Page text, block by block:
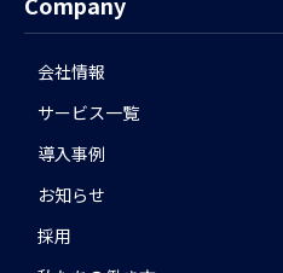
会社情報
サービス一覧
導入事例
お知らせ
採用